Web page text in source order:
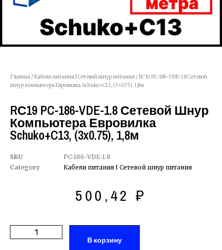
Главная /Кабели питания I Сетевой шнур питания / RС19 PC-186-VDE-1.8 Сетевой
шнур компьютера Евровилка Schuko+C13, (3×0.75), 1,8м
RС19 PC-186-VDE-1.8 Сетевой Шнур
Компьютера Евровилка
Schuko+C13, (3x0.75), 1,8м
SKU
PC-186-VDE-1.8
Category
Кабели питания I Сетевой шнур питания
500,42₽
В корзину